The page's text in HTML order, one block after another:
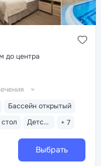
до центра
Бассейн открытый
Детская комната + 7
Выбрать